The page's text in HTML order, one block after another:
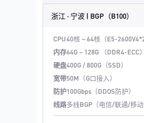
浙江 · 宁波 | BGP（B100）
CPU40核 ~ 64核（E5-2600V4*2
内存64G ~ 128G （DDR4-ECC）
硬盘400G / 800G（SSD）
宽带50M（G口接入）
防护100Gbps（DDOS防护）
线路多线BGP（电信/联通/移动